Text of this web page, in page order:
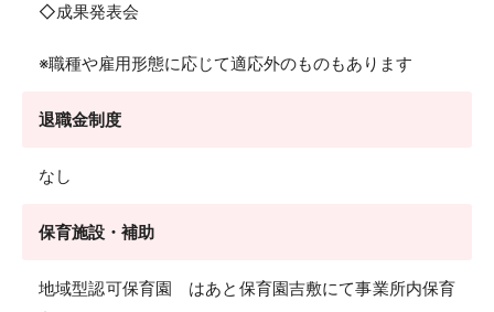
◇成果発表会
※職種や雇用形態に応じて適応外のものもあります
退職金制度
なし
保育施設・補助
地域型認可保育園 はあと保育園吉敷にて事業所内保育